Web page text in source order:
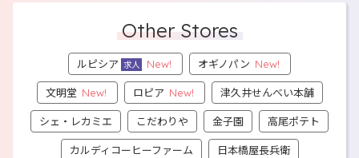
Other Stores
ルピシア 求人 New! オギノパン New!
文明堂 New! ロピア New!
津久井せんべい本舗
シェ・レカミエ
こだわりや 金子園
高尾ポテト
カルディコーヒーファーム
日本橋屋長兵衛